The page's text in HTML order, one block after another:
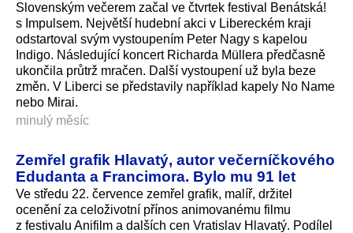
Slovenským večerem začal ve čtvrtek festival Benátská!
s Impulsem. Největší hudební akci v Libereckém kraji
odstartoval svým vystoupením Peter Nagy s kapelou
Indigo. Následující koncert Richarda Müllera předčasně
ukončila průtrž mračen. Další vystoupení už byla beze
změn. V Liberci se představily například kapely No Name
nebo Mirai.
minulý měsíc
Zemřel grafik Hlavatý, autor večerníčkového
Edudanta a Francimora. Bylo mu 91 let
Ve středu 22. července zemřel grafik, malíř, držitel
ocenění za celoživotní přínos animovanému filmu
z festivalu Anifilm a dalších cen Vratislav Hlavatý. Podílel